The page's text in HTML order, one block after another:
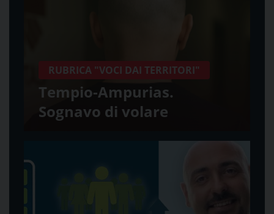
RUBRICA "VOCI DAI TERRITORI"
Tempio-Ampurias.
Sognavo di volare